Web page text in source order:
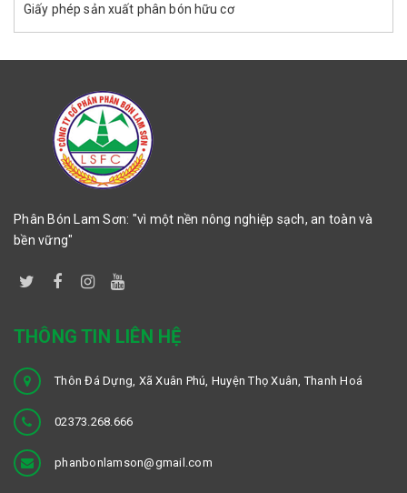
Giấy phép sản xuất phân bón hữu cơ
Phân Bón Lam Sơn: "vì một nền nông nghiệp sạch, an toàn và
bền vững"
THÔNG TIN LIÊN HỆ
Thôn Đá Dựng, Xã Xuân Phú, Huyện Thọ Xuân, Thanh Hoá
02373.268.666
phanbonlamson@gmail.com